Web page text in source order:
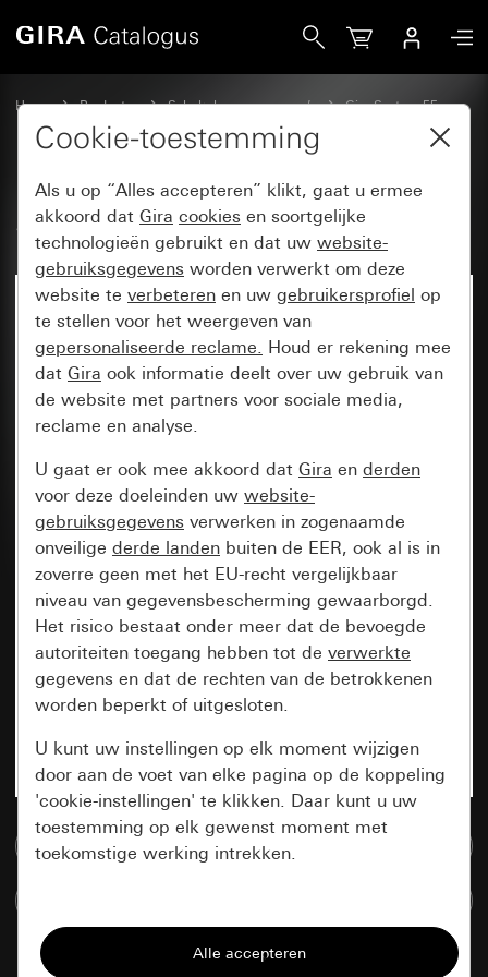
Home Producten Schakelaarprogramma’s
Gira System 55
Wandcontactdozen
System 55
Naar de mediadatabase
Cookie-toestemming
Als u op “Alles accepteren” klikt, gaat u ermee
akkoord dat Gira cookies en soortgelijke
technologieën gebruikt en dat uw website-
gebruiksgegevens worden verwerkt om deze
website te verbeteren en uw gebruikersprofiel op
te stellen voor het weergeven van
gepersonaliseerde reclame. Houd er rekening mee
dat Gira ook informatie deelt over uw gebruik van
de website met partners voor sociale media,
reclame en analyse.
U gaat er ook mee akkoord dat Gira en derden
voor deze doeleinden uw website-
gebruiksgegevens verwerken in zogenaamde
onveilige derde landen buiten de EER, ook al is in
zoverre geen met het EU-recht vergelijkbaar
niveau van gegevensbescherming gewaarborgd.
Het risico bestaat onder meer dat de bevoegde
autoriteiten toegang hebben tot de verwerkte
gegevens en dat de rechten van de betrokkenen
worden beperkt of uitgesloten.
U kunt uw instellingen op elk moment wijzigen
door aan de voet van elke pagina op de koppeling
'cookie-instellingen' te klikken. Daar kunt u uw
toestemming op elk gewenst moment met
toekomstige werking intrekken.
Alle cookies die wij nodig hebben om de